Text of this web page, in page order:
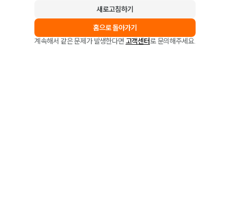
새로고침하기
홈으로 돌아가기
계속해서 같은 문제가 발생한다면 고객센터로 문의해주세요.